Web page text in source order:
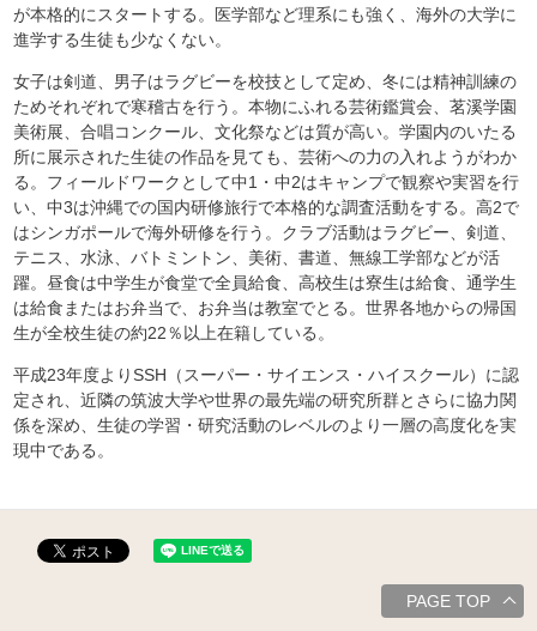
が本格的にスタートする。医学部など理系にも強く、海外の大学に
進学する生徒も少なくない。
女子は剣道、男子はラグビーを校技として定め、冬には精神訓練の
ためそれぞれで寒稽古を行う。本物にふれる芸術鑑賞会、茗溪学園
美術展、合唱コンクール、文化祭などは質が高い。学園内のいたる
所に展示された生徒の作品を見ても、芸術への力の入れようがわか
る。フィールドワークとして中1・中2はキャンプで観察や実習を行
い、中3は沖縄での国内研修旅行で本格的な調査活動をする。高2で
はシンガポールで海外研修を行う。クラブ活動はラグビー、剣道、
テニス、水泳、バトミントン、美術、書道、無線工学部などが活
躍。昼食は中学生が食堂で全員給食、高校生は寮生は給食、通学生
は給食またはお弁当で、お弁当は教室でとる。世界各地からの帰国
生が全校生徒の約22％以上在籍している。
平成23年度よりSSH（スーパー・サイエンス・ハイスクール）に認
定され、近隣の筑波大学や世界の最先端の研究所群とさらに協力関
係を深め、生徒の学習・研究活動のレベルのより一層の高度化を実
現中である。
PAGE TOP